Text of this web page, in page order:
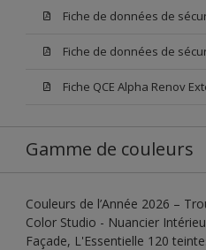
Fiche QCE Alpha Renov
Gamme de couleurs
Couleurs de l’Année 2026 –
Color Studio - Nuancier
Façade, L'Essentielle 120